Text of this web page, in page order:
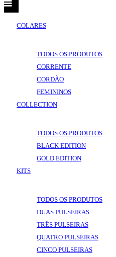
COLARES
TODOS OS PRODUTOS
CORRENTE
CORDÃO
FEMININOS
COLLECTION
TODOS OS PRODUTOS
BLACK EDITION
GOLD EDITION
KITS
TODOS OS PRODUTOS
DUAS PULSEIRAS
TRÊS PULSEIRAS
QUATRO PULSEIRAS
CINCO PULSEIRAS